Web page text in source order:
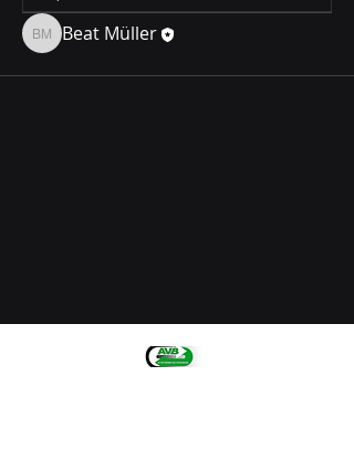
Beat Müller
Beat Müller